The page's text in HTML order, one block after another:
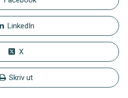
LinkedIn
X
Skriv ut